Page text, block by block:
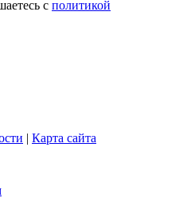
с политикой
| Карта сайта